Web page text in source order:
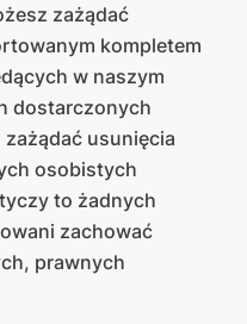
zażądać
kompletem
w naszym
dostarczonych
usunięcia
osobistych
to żadnych
zachować
prawnych